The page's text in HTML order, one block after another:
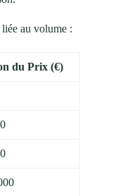
au volume :
du Prix (€)